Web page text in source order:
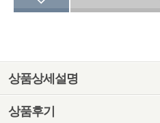
상품상세설명
상품후기